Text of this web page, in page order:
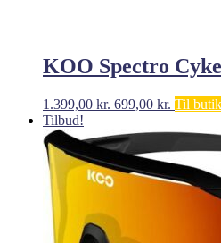
KOO Spectro
1.399,00kr. Den
pris
var:
1.399,00 kr..
699,00 kr. Den
pris
er:
699,00
Til butik
Tilbud!